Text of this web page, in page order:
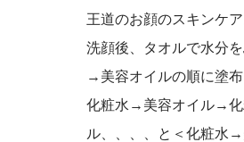
王道のお顔のスキンケア
洗顔後、タオルで水分
→美容オイルの順に塗布
化粧水→美容オイル→
ル、、、、と＜化粧水→